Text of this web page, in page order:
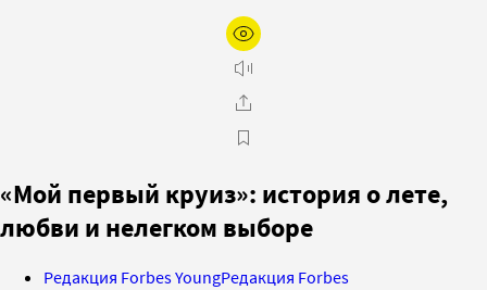
«Мой первый круиз»: история о лете,
любви и нелегком выборе
Редакция Forbes YoungРедакция Forbes